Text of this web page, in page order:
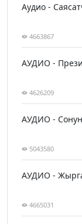
Аудио -
4663867
АУДИО -
4626209
АУДИО -
5043580
АУДИО -
4665031